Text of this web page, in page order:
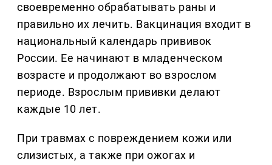
своевременно обрабатывать раны и
правильно их лечить. Вакцинация входит в
национальный календарь прививок
России. Ее начинают в младенческом
возрасте и продолжают во взрослом
периоде. Взрослым прививки делают
каждые 10 лет.
При травмах с повреждением кожи или
слизистых, а также при ожогах и